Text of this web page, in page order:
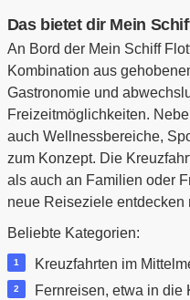
Das bietet dir Mein
An Bord der Mein Schiff
Kombination aus
Gastronomie und
Freizeitmöglichkeiten.
auch Wellnessbereiche,
zum Konzept. Die
als auch an Familien oder
neue Reiseziele entdecken
Beliebte Kategorien:
Kreuzfahrten im
Fernreisen, etwa in die